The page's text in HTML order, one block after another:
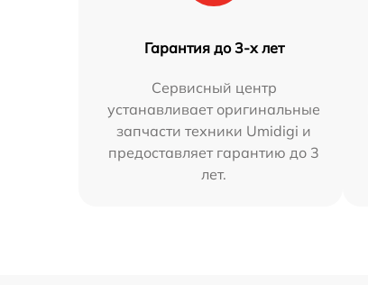
Гарантия до 3-х лет
Сервисный центр
устанавливает оригинальные
запчасти техники Umidigi и
предоставляет гарантию до 3
лет.